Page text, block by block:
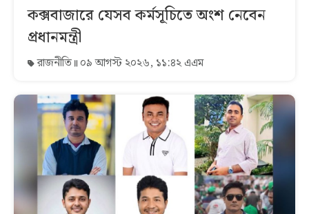
কক্সবাজারে যেসব কর্মসূচিতে অংশ নেবেন
প্রধানমন্ত্রী
রাজনীতি ০৯ আগস্ট ২০২৬, ১১:৪২ এএম